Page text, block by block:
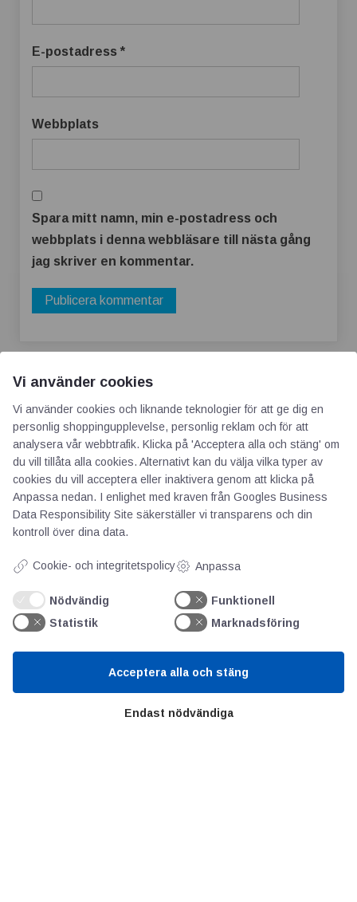
E-postadress *
Webbplats
Spara mitt namn, min e-postadress och
webbplats i denna webbläsare till nästa gång
jag skriver en kommentar.
AOTI
Om oss
GDPR
Kunskapscentrum
Vi använder cookies
Vi använder cookies och liknande teknologier för att ge dig en
personlig shoppingupplevelse, personlig reklam och för att
analysera vår webbtrafik. Klicka på 'Acceptera alla och stäng' om
du vill tillåta alla cookies. Alternativt kan du välja vilka typer av
cookies du vill acceptera eller inaktivera genom att klicka på
Anpassa nedan. I enlighet med kraven från Googles Business
Data Responsibility Site säkerställer vi transparens och din
kontroll över dina data.
Cookie- och integritetspolicy Anpassa
Nödvändig
Funktionell
Statistik
Marknadsföring
Endast nödvändiga
Acceptera alla och stäng